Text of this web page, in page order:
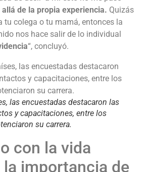
de la propia experiencia. Quizás
tu colega o tu mamá, entonces la
nos hace salir de lo individual
“, concluyó.
las encuestadas destacaron las
y capacitaciones, entre los
su carrera.
con la vida
la importancia de